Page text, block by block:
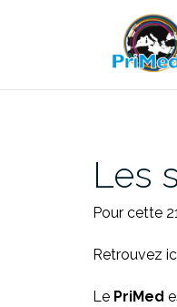
Les
Pour cette
Retrouvez
Le PriMed